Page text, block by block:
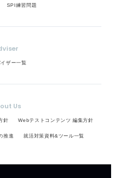
SPI練習問題
ザー一覧
Us
針 Webテストコンテンツ 編集方針
推進 就活対策資料&ツール一覧